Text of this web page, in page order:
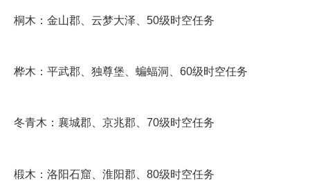
桐木：金山郡、云梦大泽、50级时空任务
桦木：平武郡、独尊堡、蝙蝠洞、60级时空任务
冬青木：襄城郡、京兆郡、70级时空任务
椴木：洛阳石窟、淮阳郡、80级时空任务